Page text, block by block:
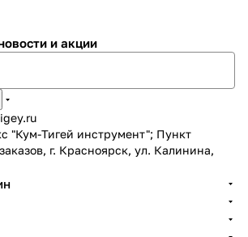
и акции
"Кум-Тигей инструмент"; Пункт
г. Красноярск, ул. Калинина,